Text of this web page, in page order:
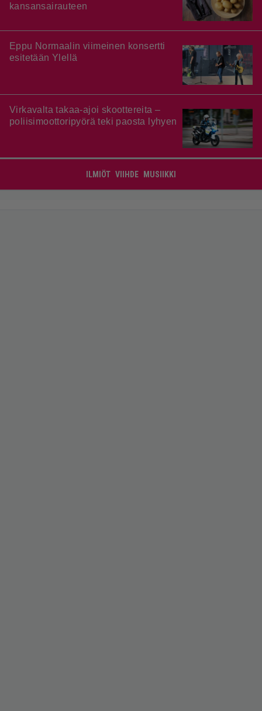
kansansairauteen
Eppu Normaalin viimeinen konsertti
esitetään Ylellä
Virkavalta takaa-ajoi skoottereita –
poliisimoottoripyörä teki paosta lyhyen
ILMIÖT VIIHDE MUSIIKKI